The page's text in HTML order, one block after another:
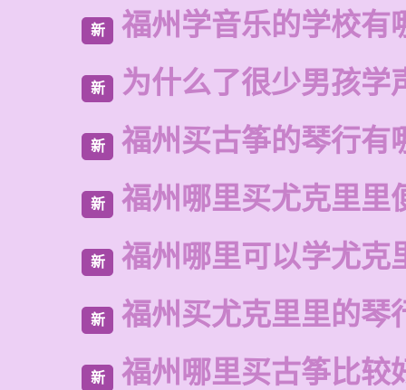
新 福州学音乐的学校有
新 为什么了很少男孩学
新 福州买古筝的琴行有
新 福州哪里买尤克里里
新 福州哪里可以学尤克
新 福州买尤克里里的琴
新 福州哪里买古筝比较